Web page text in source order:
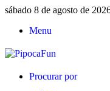
sábado 8 de agosto de
Menu
Procurar por